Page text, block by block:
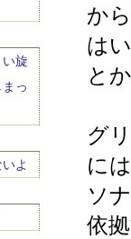
旋
っ
よ
か
は
と
グ
に
ソ
依